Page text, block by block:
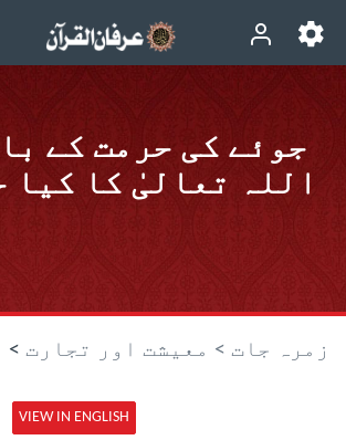
جوئے کی حرمت کے
اللہ تعالیٰ کا کیا
زمرہ جات > معیشت اور تجارت >
VIEW IN ENGLISH